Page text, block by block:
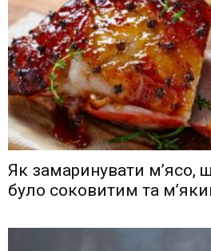
Як замаринувати м’ясо,
було соковитим та